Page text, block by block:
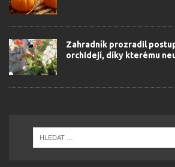
Zahradník prozradil
orchidejí, díky kterému